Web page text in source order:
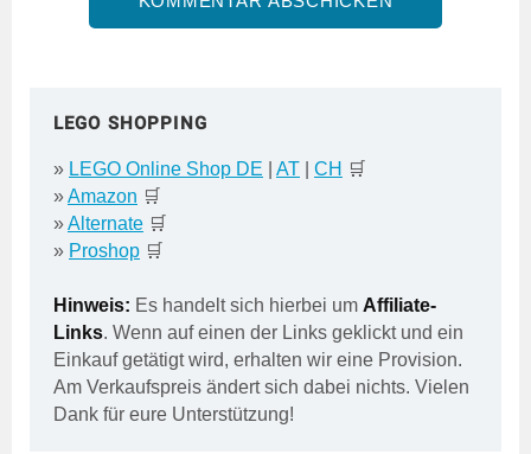
LEGO SHOPPING
» LEGO Online Shop DE AT CH 🛒
»Amazon 🛒
»Alternate 🛒
» Proshop 🛒
Hinweis: Es handelt sich hierbei um Affiliate-
Links. Wenn auf einen der Links geklickt und ein
Einkauf getätigt wird, erhalten wir eine Provision.
Am Verkaufspreis ändert sich dabei nichts. Vielen
Dank für eure Unterstützung!